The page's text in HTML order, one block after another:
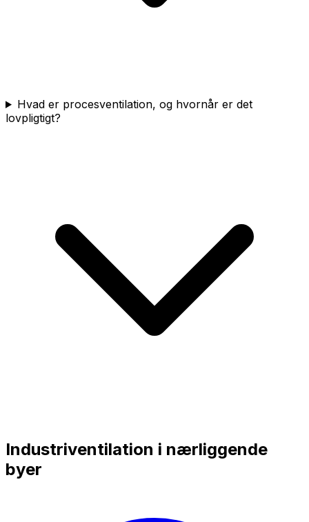
Hvad er procesventilation, og hvornår er det
lovpligtigt?
Industriventilation i nærliggende
byer